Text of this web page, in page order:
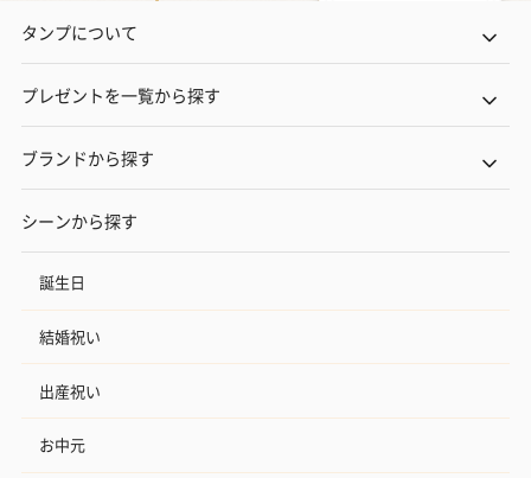
タンプについて
プレゼントを一覧から探す
ブランドから探す
シーンから探す
誕生日
結婚祝い
出産祝い
お中元